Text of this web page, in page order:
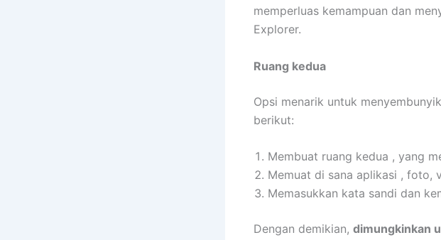
memperluas kemampuan dan
Explorer.
Ruang kedua
Opsi menarik untuk
berikut:
Membuat ruang kedua , yang
Memuat di sana aplikasi , foto,
Memasukkan kata sandi dan
Dengan demikian, dimungkinkan